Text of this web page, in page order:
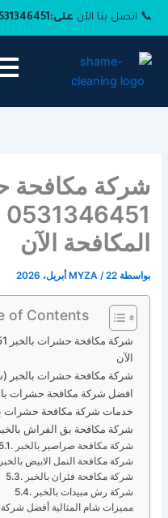
تخطي
📞 اتصل بنا الآن على:
شركة مكافحة
المكافحة الآن
بواسطة MYZA /22 أبريل، 2026
of Contents
الآن
شركة مكافحة حشرات بالخبر
افضل شركة مكافحة حشرات
خدمات شركة مكافحة حشرات
شركة مكافحة بق الفراش بالخبر
شركة مكافحة صراصير بالخبر
شركة مكافحة النمل الابيض بالخبر
شركة مكافحة فئران بالخبر
شركة رش مبيدات بالخبر
مميزات شام المثالية أفضل